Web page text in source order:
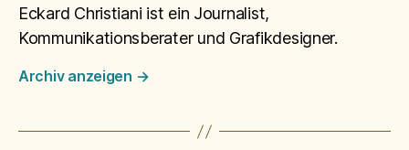
Eckard Christiani ist ein Journalist,
Kommunikationsberater und Grafikdesigner.
Archiv anzeigen →